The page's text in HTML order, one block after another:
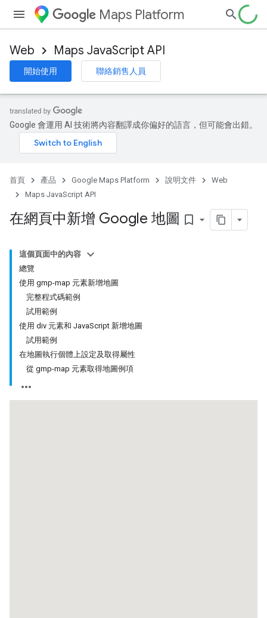
Maps Platform
Web Maps JavaScript API
開始使用 聯絡銷售人員
Google 會運用 AI 技術將內容翻譯成你偏好的語言，但可能會出錯。
首頁 產品 Google Maps Platform 說明文件
Web
Maps JavaScript API
在網頁中新增 Google 地圖 bookmark_border
這個頁面中的內容
總覽
使用 gmp-map 元素新增地圖
完整程式碼範例
試用範例
使用 div 元素和 JavaScript 新增地圖
試用範例
在地圖執行個體上設定及取得屬性
從 gmp-map 元素取得地圖例項